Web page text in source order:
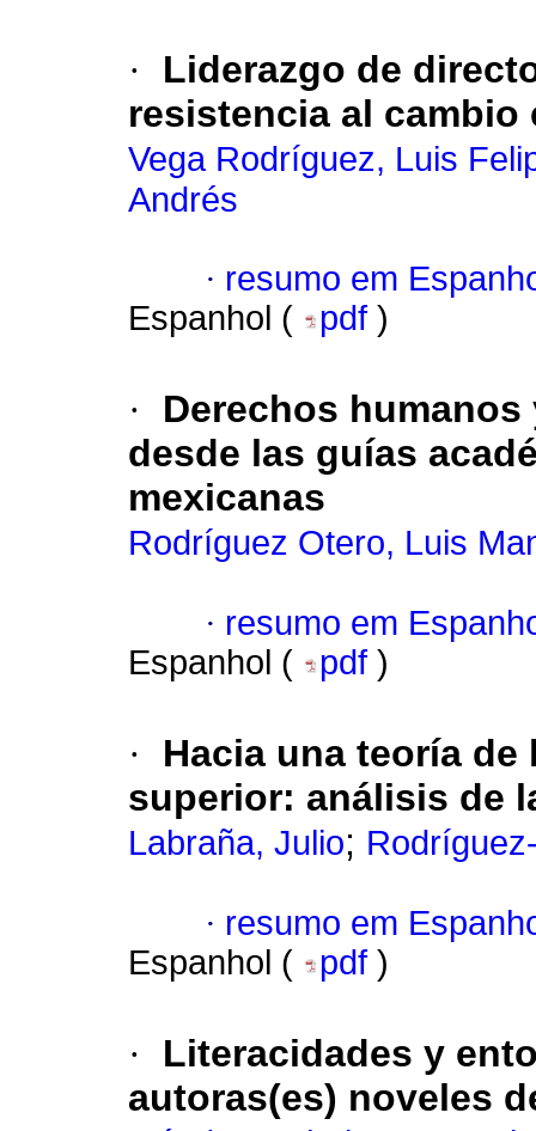
·
Liderazgo de
resistencia al cambio
Vega Rodríguez, Luis
Andrés
· resumo em
Espanhol (
pdf )
·
Derechos
desde las guías
mexicanas
Rodríguez Otero, Luis
· resumo em
Espanhol (
pdf )
·
Hacia una teoría
superior: análisis de
Labraña, Julio;
· resumo em
Espanhol (
pdf )
·
Literacidades y
autoras(es) noveles